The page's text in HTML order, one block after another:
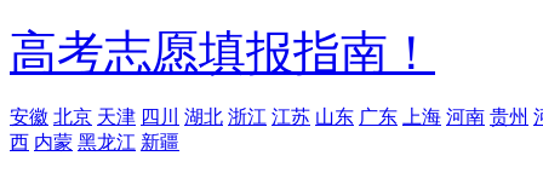
高考志愿填报指南！
安徽 北京 天津 四川 湖北 浙江 江苏 山东 广东 上海 河南 贵州
西 内蒙 黑龙江 新疆